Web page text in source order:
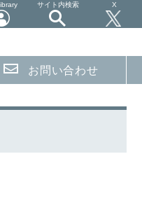
サイト内検索 X
お問い合わせ